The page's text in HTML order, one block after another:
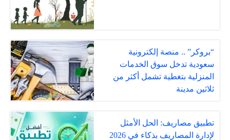
“بروكر” .. منصة إلكترونية
سعودية تدخل سوق الخدمات
المنزلية بتغطية تشمل أكثر من
ثلاثين مدينة
تطبيق مصاريف: الحل الأمثل
لإدارة المصاريف بذكاء في 2026